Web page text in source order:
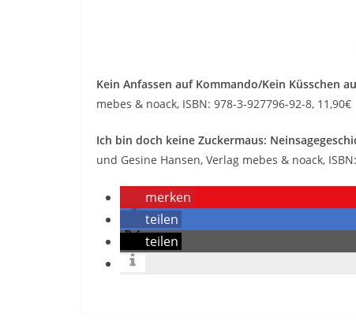
Kein Anfassen auf Kommando/Kein Küsschen
mebes & noack, ISBN: 978-3-927796-92-8, 11,90€
Ich bin doch keine Zuckermaus:
und Gesine Hansen, Verlag mebes & noack,
merken
teilen
teilen